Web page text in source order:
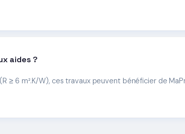
aides ?
≥ 6 m².K/W), ces travaux peuvent bénéficier de